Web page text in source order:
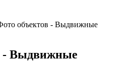
объектов - Выдвижные
- Выдвижные